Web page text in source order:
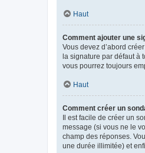
Haut
Comment ajouter une
Vous devez d’abord
la signature par défaut à
vous pourrez toujours
Haut
Comment créer un
Il est facile de créer un
message (si vous ne le
champ des réponses.
une durée illimitée) et